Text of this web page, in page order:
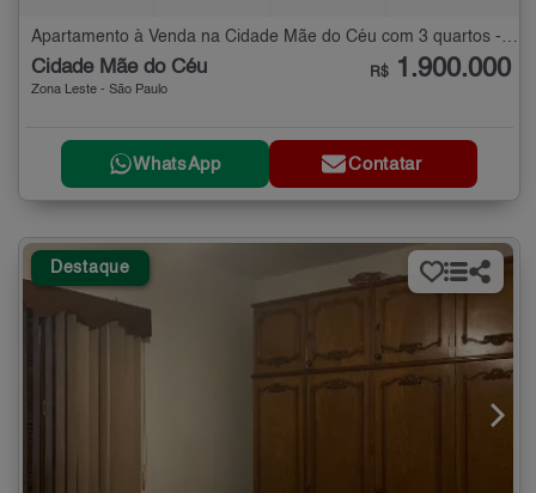
Apartamento à Venda na Cidade Mãe do Céu com 3 quartos - 110 m²
Cidade Mãe do Céu
Zona Leste - São Paulo
R$ 1.900.000
WhatsApp Contatar
Destaque